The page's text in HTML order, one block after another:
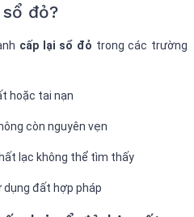
đỏ?
cấp lại sổ đỏ trong các trường
hoặc tai nạn
còn nguyên vẹn
lạc không thể tìm thấy
dụng đất hợp pháp